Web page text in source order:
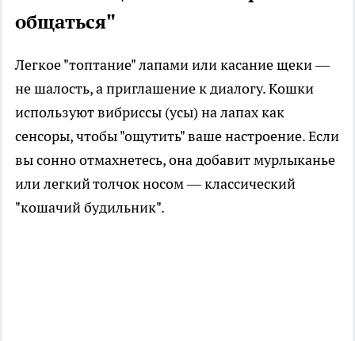
общаться"
Легкое "топтание" лапами или касание щеки —
не шалость, а приглашение к диалогу. Кошки
используют вибриссы (усы) на лапах как
сенсоры, чтобы "ощутить" ваше настроение. Если
вы сонно отмахнетесь, она добавит мурлыканье
или легкий толчок носом — классический
"кошачий будильник".